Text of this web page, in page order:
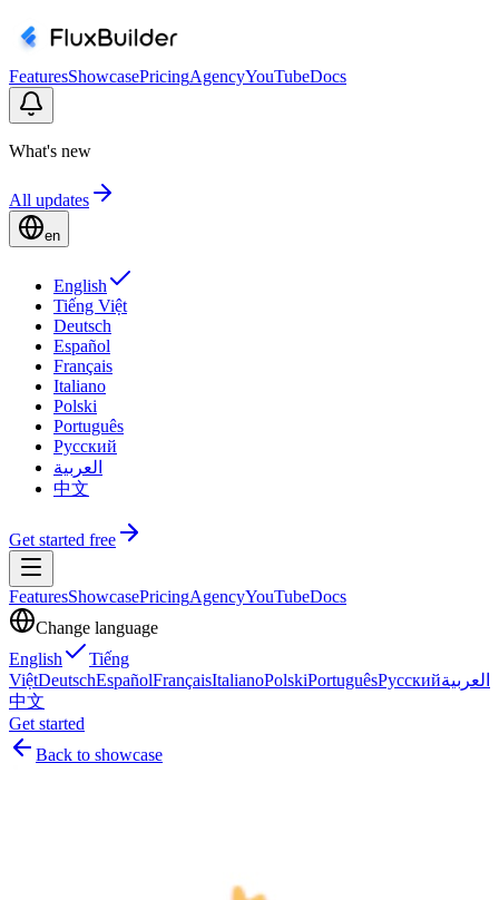
FeaturesShowcasePricingAgencyYouTubeDocs
What's new
All updates
en
English
Tiếng Việt
Deutsch
Español
Français
Italiano
Polski
Português
Русский
العربية
中文
Get started free
FeaturesShowcasePricingAgencyYouTubeDocs
Change language
English
Tiếng
ViệtDeutschEspañolFrançaisItalianoPolskiPortuguêsРусскийالعربية
中文
Get started
Back to showcase